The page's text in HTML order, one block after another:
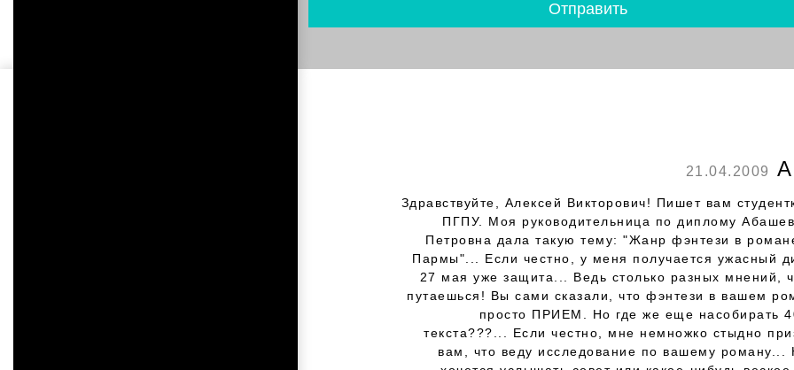
21.04.2009
Здравствуйте, Алексей Викторович! Пишет вам
ПГПУ. Моя руководительница по диплому
Петровна дала такую тему: "Жанр фэнтези в
Пармы"... Если честно, у меня получается ужасный
27 мая уже защита... Ведь столько разных мнений,
путаешься! Вы сами сказали, что фэнтези в вашем
просто ПРИЕМ. Но где же еще насобирать
текста???... Если честно, мне немножко стыдно
вам, что веду исследование по вашему роману...